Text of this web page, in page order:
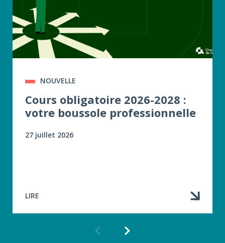
NOUVELLE
Cours obligatoire 2026-2028 :
votre boussole professionnelle
27 juillet 2026
LIRE